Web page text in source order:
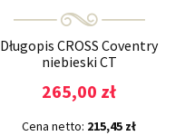
Długopis CROSS Coventry
niebieski CT
265,00 zł
Cena netto: 215,45 zł